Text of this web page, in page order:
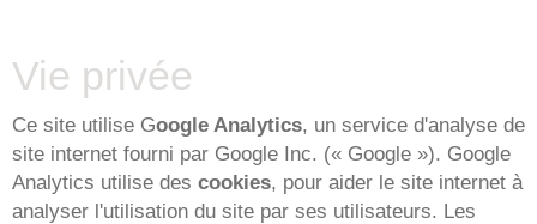
Vie privée
Ce site utilise Google Analytics, un service d'analyse de
site internet fourni par Google Inc. (« Google »). Google
Analytics utilise des cookies, pour aider le site internet à
analyser l'utilisation du site par ses utilisateurs. Les